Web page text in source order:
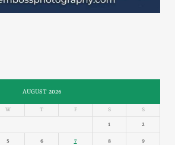
AUGUST 2026
W T F S S
1 2
5 6 7 8 9